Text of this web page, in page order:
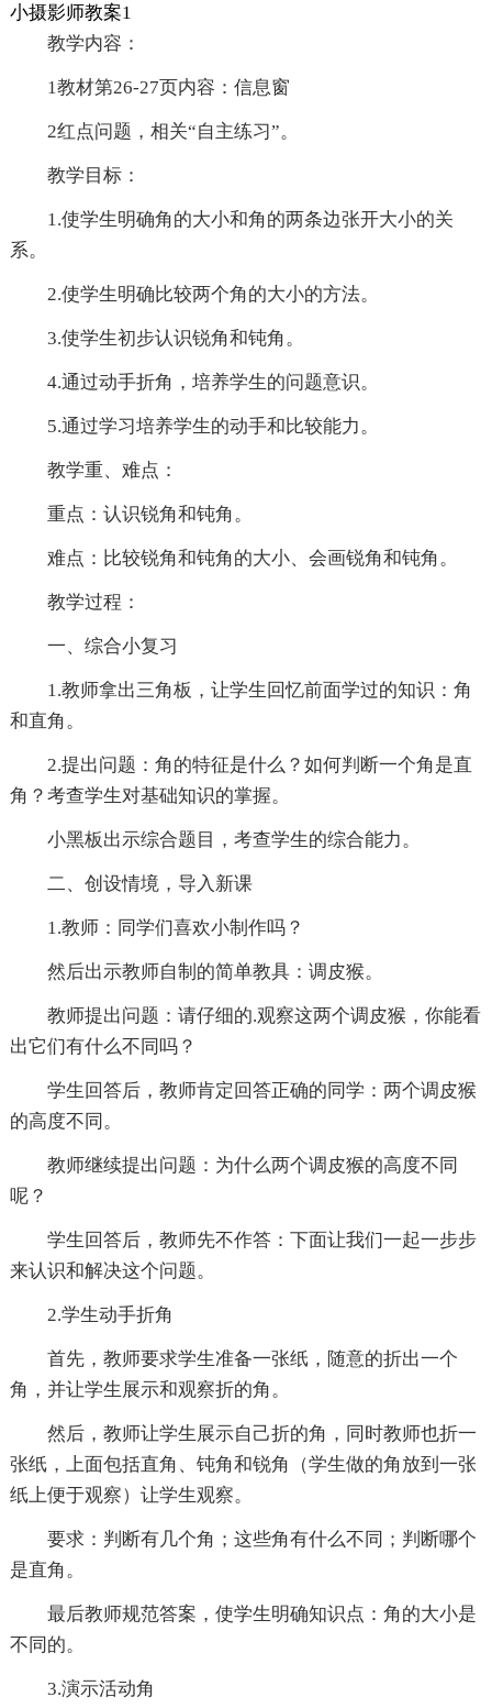
小摄影师教案1
教学内容：
1教材第26-27页内容：信息窗
2红点问题，相关“自主练习”。
教学目标：
1.使学生明确角的大小和角的两条边张开大小的关
系。
2.使学生明确比较两个角的大小的方法。
3.使学生初步认识锐角和钝角。
4.通过动手折角，培养学生的问题意识。
5.通过学习培养学生的动手和比较能力。
教学重、难点：
重点：认识锐角和钝角。
难点：比较锐角和钝角的大小、会画锐角和钝角。
教学过程：
一、综合小复习
1.教师拿出三角板，让学生回忆前面学过的知识：角
和直角。
2.提出问题：角的特征是什么？如何判断一个角是直
角？考查学生对基础知识的掌握。
小黑板出示综合题目，考查学生的综合能力。
二、创设情境，导入新课
1.教师：同学们喜欢小制作吗？
然后出示教师自制的简单教具：调皮猴。
教师提出问题：请仔细的.观察这两个调皮猴，你能看
出它们有什么不同吗？
学生回答后，教师肯定回答正确的同学：两个调皮猴
的高度不同。
教师继续提出问题：为什么两个调皮猴的高度不同
呢？
学生回答后，教师先不作答：下面让我们一起一步步
来认识和解决这个问题。
2.学生动手折角
首先，教师要求学生准备一张纸，随意的折出一个
角，并让学生展示和观察折的角。
然后，教师让学生展示自己折的角，同时教师也折一
张纸，上面包括直角、钝角和锐角（学生做的角放到一张
纸上便于观察）让学生观察。
要求：判断有几个角；这些角有什么不同；判断哪个
是直角。
最后教师规范答案，使学生明确知识点：角的大小是
不同的。
3.演示活动角